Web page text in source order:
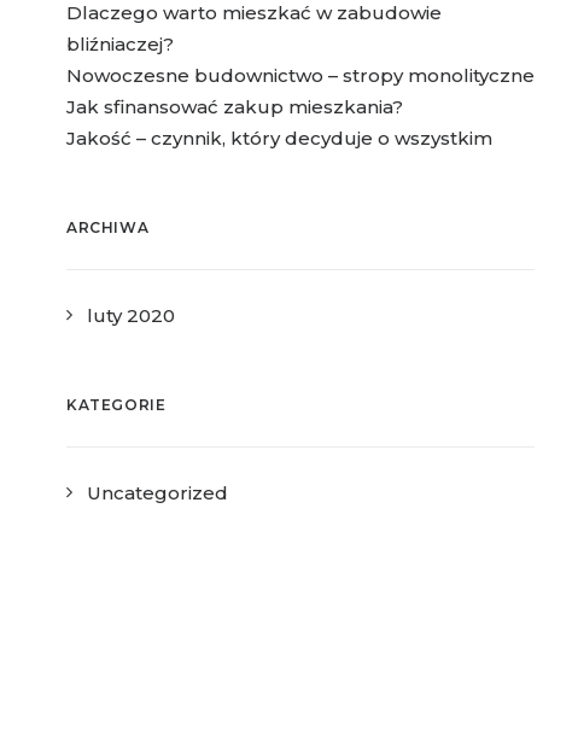
Dlaczego warto mieszkać w zabudowie
bliźniaczej?
Nowoczesne budownictwo – stropy monolityczne
Jak sfinansować zakup mieszkania?
Jakość – czynnik, który decyduje o wszystkim
ARCHIWA
luty 2020
KATEGORIE
Uncategorized